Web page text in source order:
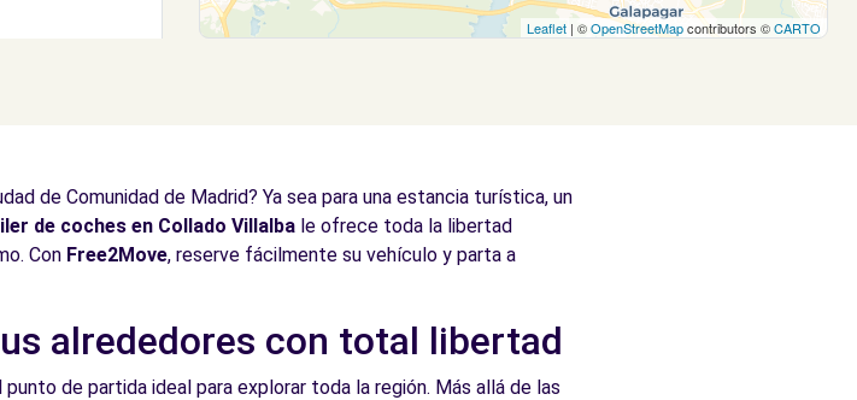
Leaflet | ©OpenStreetMapcontributors ©CARTO
de Comunidad de Madrid? Ya sea para una estancia turística, un
de coches en Collado Villalba le ofrece toda la libertad
Con Free2Move, reserve fácilmente su vehículo y parta a
alrededores con total libertad
de partida ideal para explorar toda la región. Más allá de las